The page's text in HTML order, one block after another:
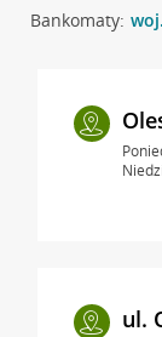
Bankomaty:
ul.